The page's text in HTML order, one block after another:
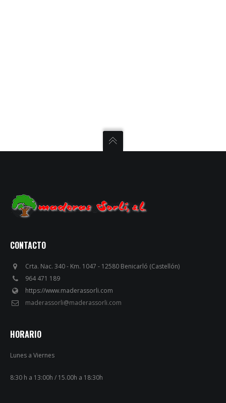
CONTACTO
Crta. Nac. 340 - Km. 1047 - 12580 Benicarló (Castellón)
964 471 189
https://www.maderassorli.com
maderassorli@maderassorli.com
HORARIO
Lunes a Viernes
8:30 h a 13:00h / 15.00h a 18:30h